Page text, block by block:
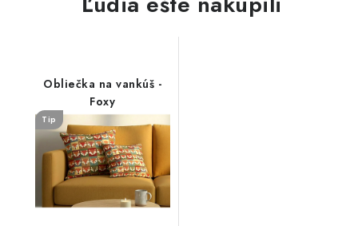
Obliečka na vankúš -
Foxy
Tip